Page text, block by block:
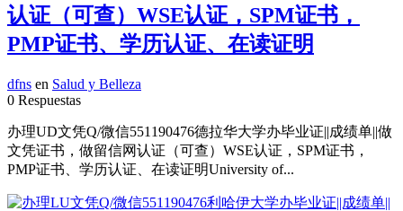
认证（可查）WSE认证，SPM证书，
PMP证书、学历认证、在读证明
dfns en Salud y Belleza
0 Respuestas
办理UD文凭Q/微信551190476德拉华大学办毕业证||成绩单||做
文凭证书，做留信网认证（可查）WSE认证，SPM证书，
PMP证书、学历认证、在读证明University of...